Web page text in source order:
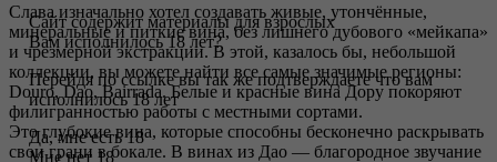
Слава изначально хотел создавать живые, утончённые,
минеральные и питкие вина, без лишнего дубового «мейкапа»
и чрезмерной экстракции. В этой, казалось бы, небольшой
коллекции, вы можете найти все самые значимые регионы:
Douro, Dao, Bairrada. Белые и красные вина Дору покоряют
филигранностью работы с местными сортами.
Это глубокие вина, которые способны бесконечно раскрывать
свои грани в бокале. В винах из Дао — благородное звучание
Сайт содержит материалы для взрослых
Вам исполнилось 18 лет?
Перейдя по ссылке вы так же подтверждаете что вам
исполнилось 18 лет
Да, мне есть 18
Мне нет 18